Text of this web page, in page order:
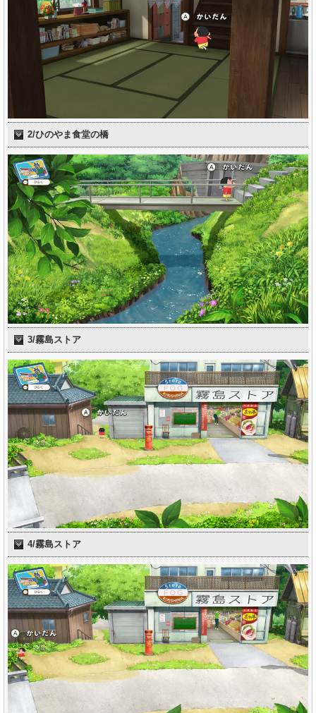
2/ひのやま食堂の橋
3/霧島ストア
4/霧島ストア